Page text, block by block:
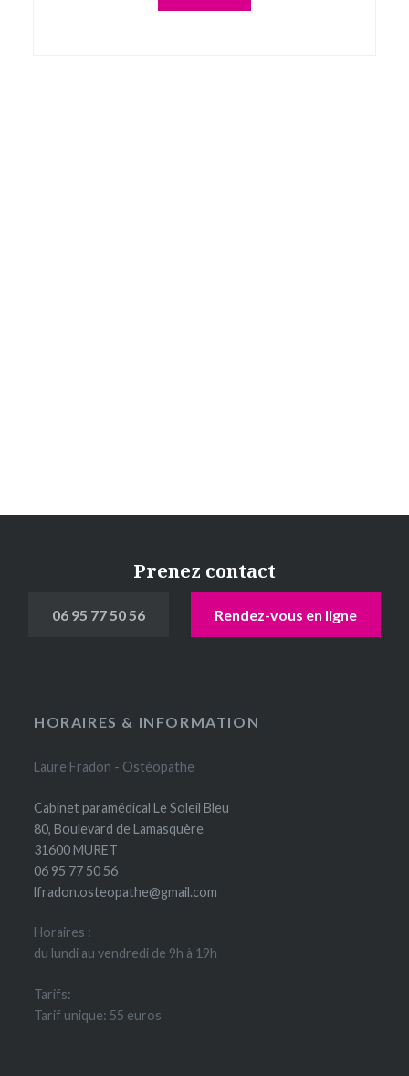
Prenez contact
06 95 77 50 56 Rendez-vous en ligne
HORAIRES & INFORMATION
Laure Fradon - Ostéopathe
Cabinet paramédical Le Soleil Bleu
80, Boulevard de Lamasquère
31600 MURET
06 95 77 50 56
lfradon.osteopathe@gmail.com
Horaires :
du lundi au vendredi de 9h à 19h
Tarifs:
Tarif unique: 55 euros